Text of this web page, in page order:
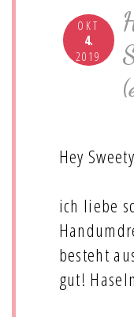
OKT
4.
2019
Hey
ich liebe
besteht
gut!